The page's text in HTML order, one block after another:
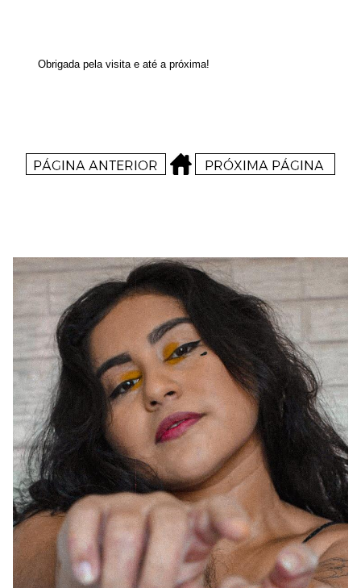
Obrigada pela visita e até a próxima!